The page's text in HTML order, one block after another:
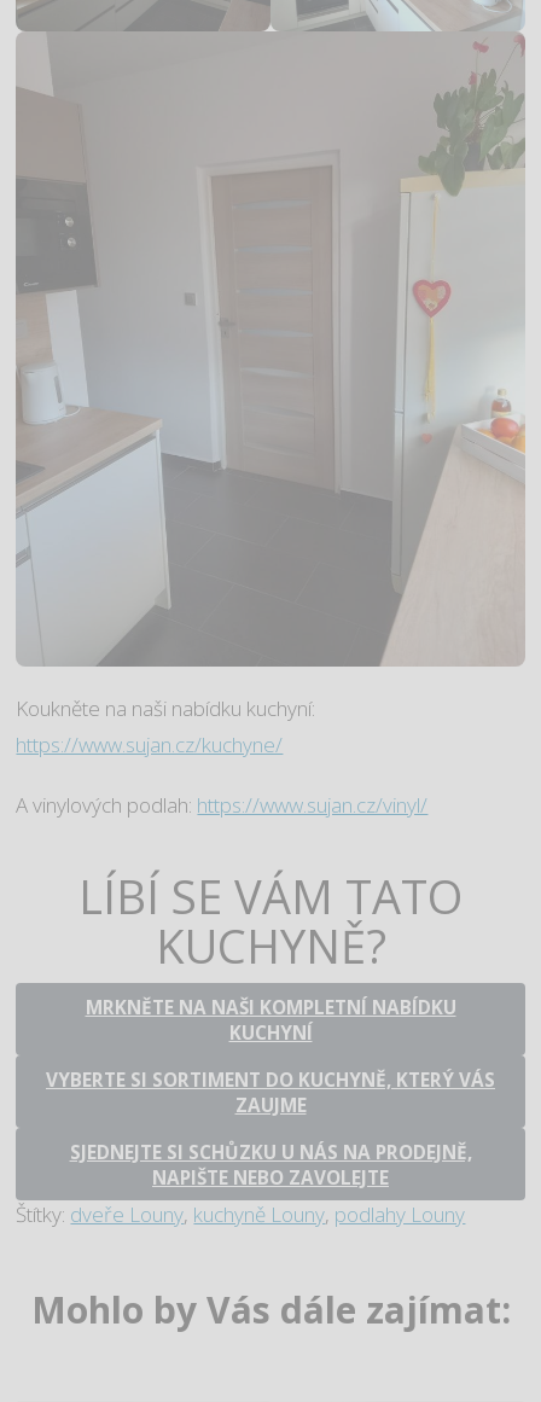
Koukněte na naši nabídku kuchyní:
https://www.sujan.cz/kuchyne/
A vinylových podlah: https://www.sujan.cz/vinyl/
LÍBÍ SE VÁM TATO
KUCHYNĚ?
MRKNĚTE NA NAŠI KOMPLETNÍ NABÍDKU
KUCHYNÍ
VYBERTE SI SORTIMENT DO KUCHYNĚ, KTERÝ VÁS
ZAUJME
SJEDNEJTE SI SCHŮZKU U NÁS NA PRODEJNĚ,
NAPIŠTE NEBO ZAVOLEJTE
Štítky: dveře Louny, kuchyně Louny, podlahy Louny
Mohlo by Vás dále zajímat: